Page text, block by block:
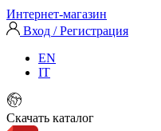
Интернет-магазин
Вход / Регистрация
EN
IT
Скачать каталог